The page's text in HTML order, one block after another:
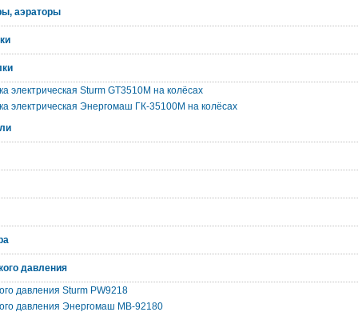
аэраторы
электрическая Sturm GT3510M на колёсах
электрическая Энергомаш ГК-35100М на колёсах
давления
давления Sturm PW9218
давления Энергомаш МВ-92180